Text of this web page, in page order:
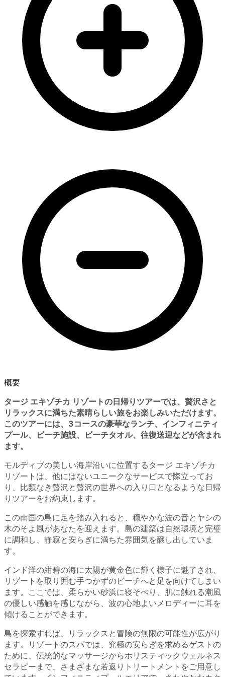
概要
タージ エキゾチカ リゾートの日帰りツアーでは、贅沢さと
リラックスに満ちた素晴らしい旅をお楽しみいただけます。
このツアーには、3コースの豪華なランチ、インフィニティ
プール、ビーチ施設、ビーチタオル、往復送迎などが含まれ
ます。
モルディブの美しい海岸沿いに位置するタージ エキゾチカ
リゾートは、他にはないユニークなサービスで際立ってお
り、比類なき贅沢と贅沢の世界への入り口となるような日帰
りツアーをお約束します。
この南国の島に足を踏み入れると、穏やかな波の音とヤシの
木のそよ風があなたを迎えます。島の建築は自然環境と完璧
に調和し、静寂と安らぎに満ちた雰囲気を醸し出していま
す。
インド洋の紺碧の海に太陽が黄金色に輝く様子に魅了され、
リゾートを取り囲む手つかずのビーチへと足を向けてしまい
ます。ここでは、柔らかい砂浜に寝そべり、肌に触れる潮風
の優しい感触を感じながら、波の心地よいメロディーに耳を
傾けることができます。
島を探索すれば、リラックスと冒険の無限の可能性が広がり
ます。リゾートのスパでは、究極の安らぎを求めるゲストの
ために、伝統的なマッサージからホリスティックウェルネス
セラピーまで、さまざまな若返りトリートメントをご用意し